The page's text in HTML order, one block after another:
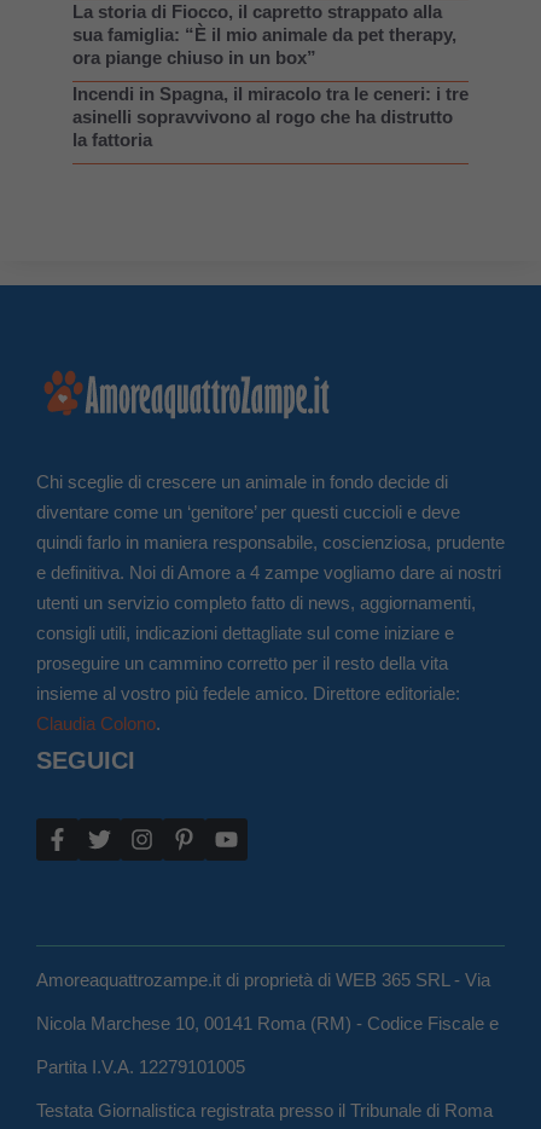
La storia di Fiocco, il capretto strappato alla
sua famiglia: “È il mio animale da pet therapy,
ora piange chiuso in un box”
Incendi in Spagna, il miracolo tra le ceneri: i tre
asinelli sopravvivono al rogo che ha distrutto
la fattoria
Chi sceglie di crescere un animale in fondo decide di
diventare come un ‘genitore’ per questi cuccioli e deve
quindi farlo in maniera responsabile, coscienziosa, prudente
e definitiva. Noi di Amore a 4 zampe vogliamo dare ai nostri
utenti un servizio completo fatto di news, aggiornamenti,
consigli utili, indicazioni dettagliate sul come iniziare e
proseguire un cammino corretto per il resto della vita
insieme al vostro più fedele amico. Direttore editoriale:
Claudia Colono.
SEGUICI
Amoreaquattrozampe.it di proprietà di WEB 365 SRL - Via
Nicola Marchese 10, 00141 Roma (RM) - Codice Fiscale e
Partita I.V.A. 12279101005
Testata Giornalistica registrata presso il Tribunale di Roma